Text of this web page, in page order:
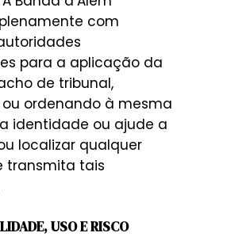
com
para a aplicação da
de tribunal,
ordenando à mesma
identidade ou ajude a
localizar qualquer
transmita tais
USO E RISCO